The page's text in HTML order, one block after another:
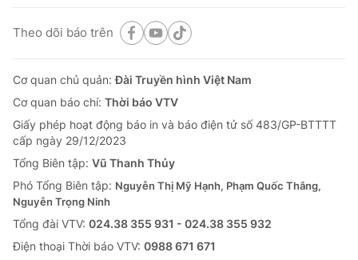
Theo dõi báo trên
Cơ quan chủ quản:Đài Truyền hình Việt Nam
Cơ quan báo chí: Thời báo VTV
Giấy phép hoạt động báo in và báo điện tử số 483/GP-BTTTT
cấp ngày 29/12/2023
Tổng Biên tập: Vũ Thanh Thủy
Phó Tổng Biên tập: Nguyễn Thị Mỹ Hạnh, Phạm Quốc Thắng,
Nguyễn Trọng Ninh
Tổng đài VTV: 024.38 355 931 - 024.38 355 932
Ðiện thoại Thời báo VTV: 0988 671 671